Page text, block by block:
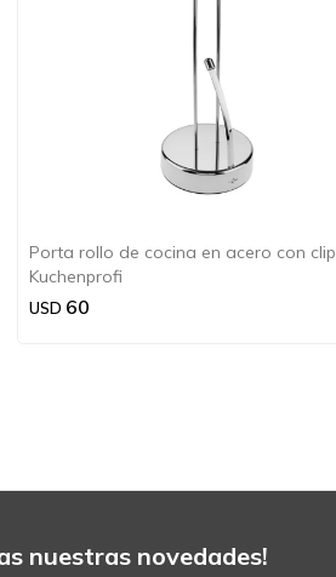
Porta rollo de cocina en acero con clip
Kuchenprofi
USD 60
nuestras novedades!